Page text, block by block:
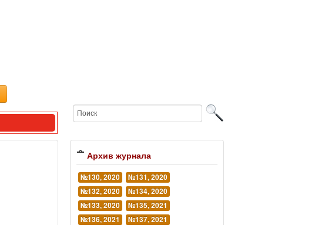
Архив журнала
№130, 2020
№131, 2020
№132, 2020
№134, 2020
№133, 2020
№135, 2021
№136, 2021
№137, 2021